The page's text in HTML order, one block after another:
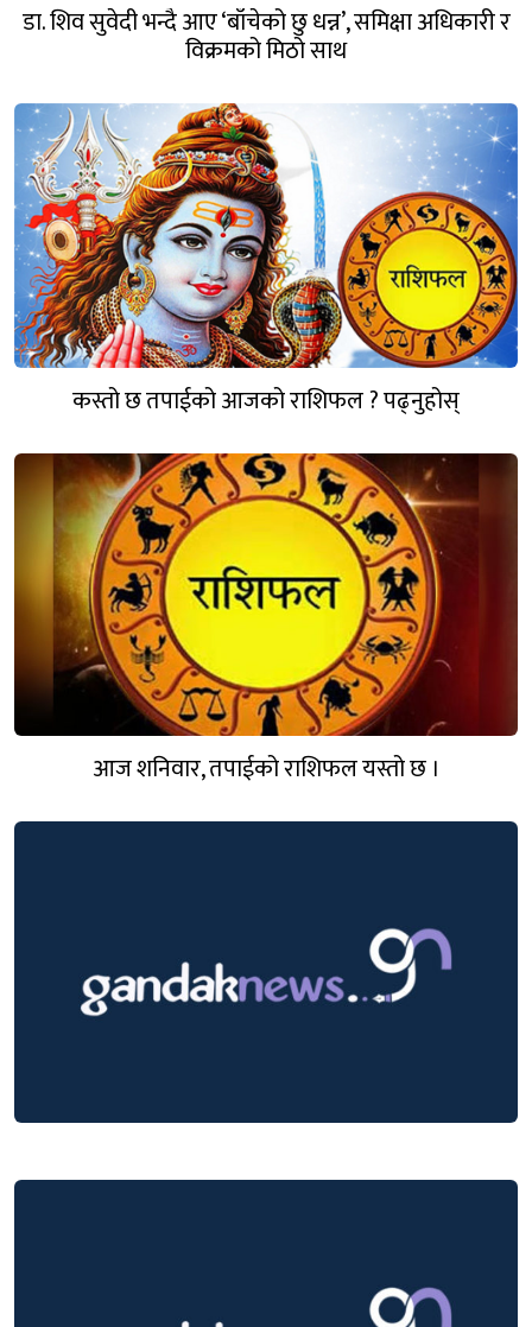
डा. शिव सुवेदी भन्दै आए ‘बाँचेको छु धन्न’, समिक्षा अधिकारी र
विक्रमको मिठो साथ
कस्तो छ तपाईको आजको राशिफल ? पढ्नुहोस्
आज शनिवार, तपाईको राशिफल यस्तो छ ।